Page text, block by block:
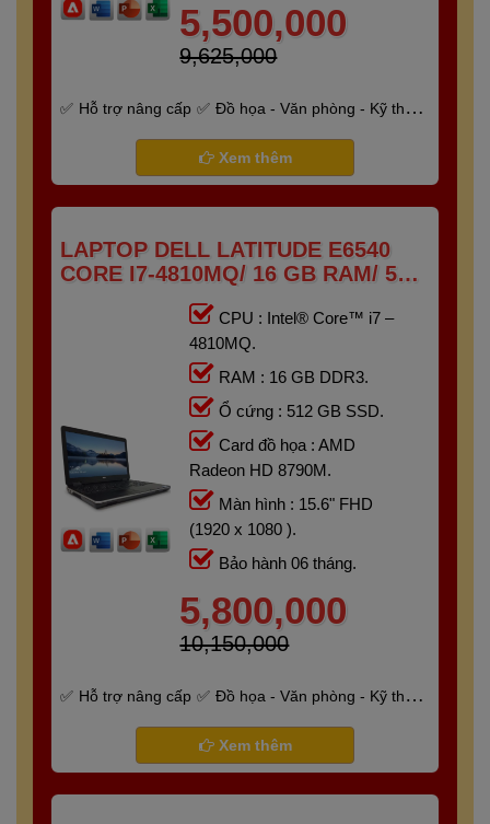
5,500,000
9,625,000
Hỗ trợ nâng cấp
Đồ họa - Văn phòng - Kỹ thuật
Bảo hành 6 tháng
Xem thêm
LAPTOP DELL LATITUDE E6540
CORE I7-4810MQ/ 16 GB RAM/ 512
GB SSD/ AMD RADEON HD 8790M/
CPU : Intel® Core™ i7 –
4810MQ.
RAM : 16 GB DDR3.
Ổ cứng : 512 GB SSD.
Card đồ họa : AMD
Radeon HD 8790M.
Màn hình : 15.6" FHD
(1920 x 1080 ).
Bảo hành 06 tháng.
5,800,000
10,150,000
Hỗ trợ nâng cấp
Đồ họa - Văn phòng - Kỹ thuật
Bảo hành 6 tháng
Xem thêm